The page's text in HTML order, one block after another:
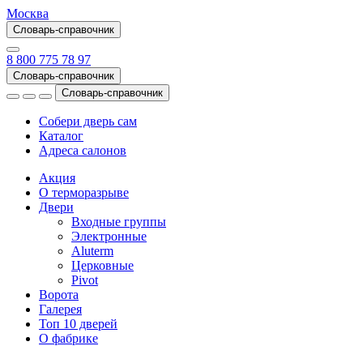
Москва
Словарь-справочник
8 800 775 78 97
Словарь-справочник
Словарь-справочник
Собери дверь сам
Каталог
Адреса салонов
Акция
О терморазрыве
Двери
Входные группы
Электронные
Aluterm
Церковные
Pivot
Ворота
Галерея
Топ 10 дверей
О фабрике